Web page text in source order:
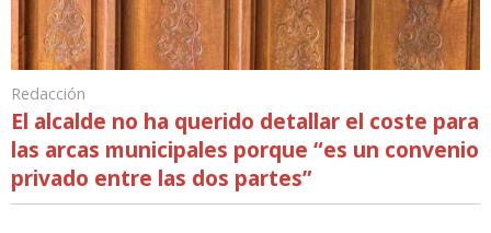
Redacción
El alcalde no ha querido detallar el coste para
las arcas municipales porque “es un convenio
privado entre las dos partes”